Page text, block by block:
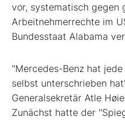
vor, systematisch gegen
Arbeitnehmerrechte im
Bundesstaat Alabama
"Mercedes-Benz hat
selbst unterschrieben
Generalsekretär Atle
Zunächst hatte der